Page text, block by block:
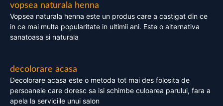
vopsea naturala henna
Vopsea naturala henna este un produs care a castigat din ce
in ce mai multa popularitate in ultimii ani. Este o alternativa
sanatoasa si naturala
decolorare acasa
Decolorare acasa este o metoda tot mai des folosita de
persoanele care doresc sa isi schimbe culoarea parului, fara a
apela la serviciile unui salon